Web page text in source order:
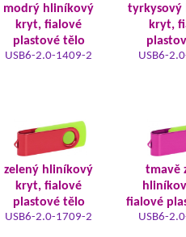
modrý hliníkový
kryt, fialové
plastové tělo
USB6-2.0-1409-2
tyrkysový
kryt,
USB6-
zelený hliníkový
kryt, fialové
plastové tělo
USB6-2.0-1709-2
tmavě
fialové
USB6-